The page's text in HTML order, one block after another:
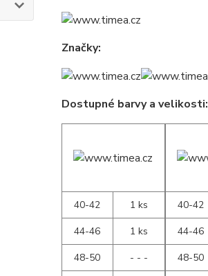
Značky:
Dostupné barvy a velikosti:
40-42
1 ks
44-46
1 ks
48-50
- - -
40-42
44-46
48-50